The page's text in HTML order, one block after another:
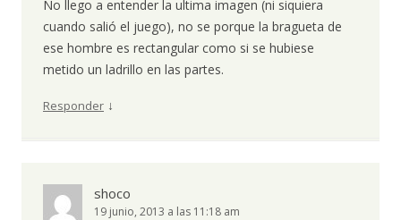
No llego a entender la ultima imagen (ni siquiera
cuando salió el juego), no se porque la bragueta de
ese hombre es rectangular como si se hubiese
metido un ladrillo en las partes.
Responder ↓
shoco
19 junio, 2013 a las 11:18 am